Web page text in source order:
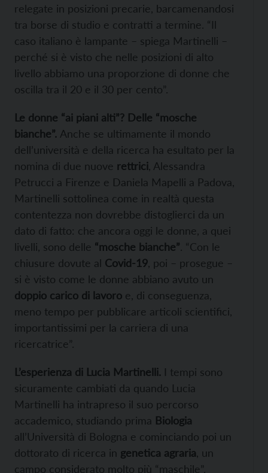
relegate in posizioni precarie, barcamenandosi
tra borse di studio e contratti a termine. “Il
caso italiano è lampante – spiega Martinelli –
perché si è visto che nelle posizioni di alto
livello abbiamo una proporzione di donne che
oscilla tra il 20 e il 30 per cento”.
Le donne “ai piani alti”? Delle “mosche
bianche”. Anche se ultimamente il mondo
dell’università e della ricerca ha esultato per la
nomina di due nuove rettrici , Alessandra
Petrucci a Firenze e Daniela Mapelli a Padova,
Martinelli sottolinea come in realtà questa
contentezza non dovrebbe distoglierci da un
dato di fatto: che ancora oggi le donne, a quei
livelli, sono delle “mosche bianche”. “Con le
chiusure dovute al Covid-19 , poi – prosegue –
si è visto come le donne abbiano avuto un
doppio carico di lavoro e, di conseguenza,
meno tempo per pubblicare articoli scientifici,
importantissimi per la carriera di una
ricercatrice”.
L’esperienza di Lucia Martinelli. I tempi sono
sicuramente cambiati da quando Lucia
Martinelli ha intrapreso il suo percorso
accademico, studiando prima Biologia
all’Università di Bologna e cominciando poi un
dottorato di ricerca in genetica agraria , un
campo considerato molto più “maschile”.